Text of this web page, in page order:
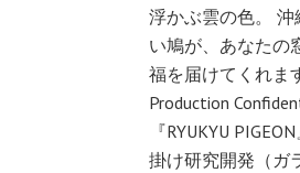
浮かぶ雲の色。
い鳩が、あなたの
福を届けてくれま
Production
『RYUKYU
掛け研究開発（ガ